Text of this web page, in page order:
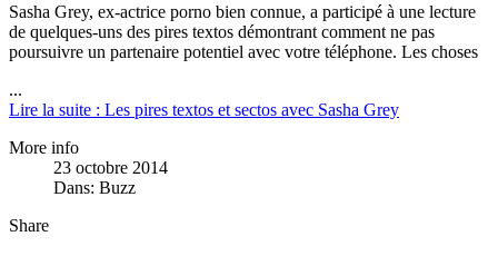
Sasha Grey, ex-actrice porno bien connue, a participé à une lecture
de quelques-uns des pires textos démontrant comment ne pas
poursuivre un partenaire potentiel avec votre téléphone. Les choses
...
Lire la suite : Les pires textos et sectos avec Sasha Grey
More info
23 octobre 2014
Dans: Buzz
Share